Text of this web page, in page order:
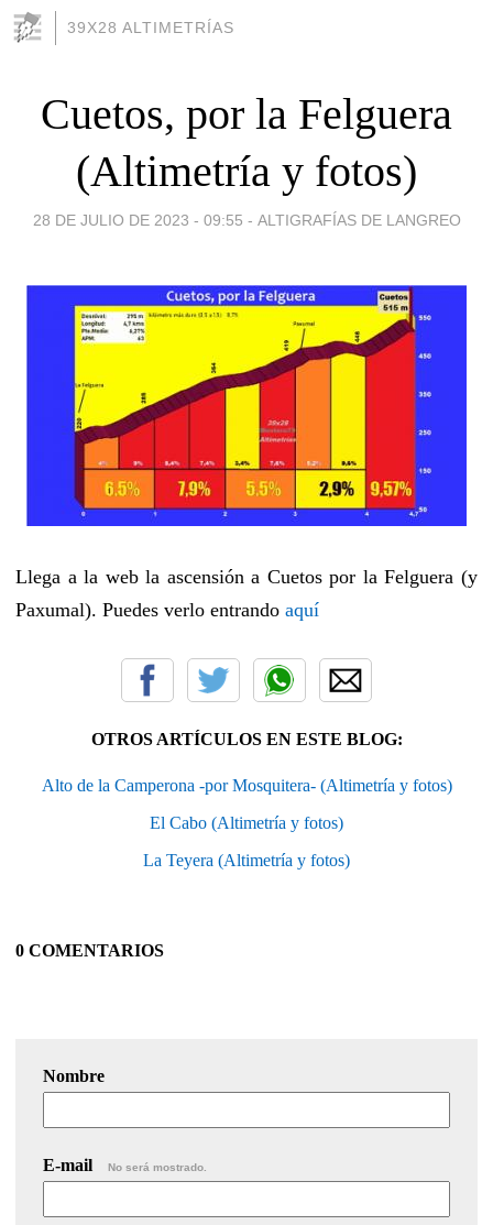
39X28 ALTIMETRÍAS
Cuetos, por la Felguera
(Altimetría y fotos)
28 DE JULIO DE 2023 - 09:55 - ALTIGRAFÍAS DE LANGREO
Llega a la web la ascensión a Cuetos por la Felguera (y
Paxumal). Puedes verlo entrando aquí
OTROS ARTÍCULOS EN ESTE BLOG:
Alto de la Camperona -por Mosquitera- (Altimetría y fotos)
El Cabo (Altimetría y fotos)
La Teyera (Altimetría y fotos)
0 COMENTARIOS
Nombre
E-mail No será mostrado.